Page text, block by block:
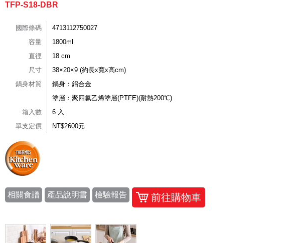
TFP-S18-DBR
國際條碼
4713112750027
容量
1800ml
直徑
18 cm
尺寸
38×20×9 (約長x寬x高cm)
鍋身材質
鍋身：鋁合金
塗層：聚四氟乙烯塗層(PTFE)(耐熱200℃)
箱入數
6 入
單支定價
NT$2600元
相關食譜 產品說明書 檢驗報告 前往購物車